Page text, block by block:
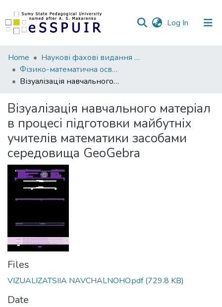
Log In (current)
Communities
&
Collections
Statistics
Home
Наукові фахові видання СумДПУ
Фізико-математична освіта
Візуалізація навчального матеріал в процесі підготовки майбутніх учителів математики засобами середовища GeoGebra
Візуалізація навчального матеріал
в процесі підготовки майбутніх
учителів математики засобами
середовища GeoGebra
Files
VIZUALIZATSIIA NAVCHALNOHO.pdf(729.8 KB)
Date